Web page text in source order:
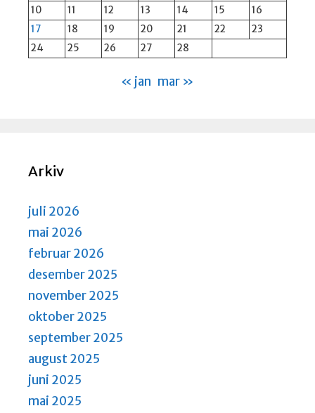
10 11 12 13 14 15
16
17
18 19 20 21 22
23
24
25 26 27 28
« jan mar »
Arkiv
juli 2026
mai 2026
februar 2026
desember 2025
november 2025
oktober 2025
september 2025
august 2025
juni 2025
mai 2025